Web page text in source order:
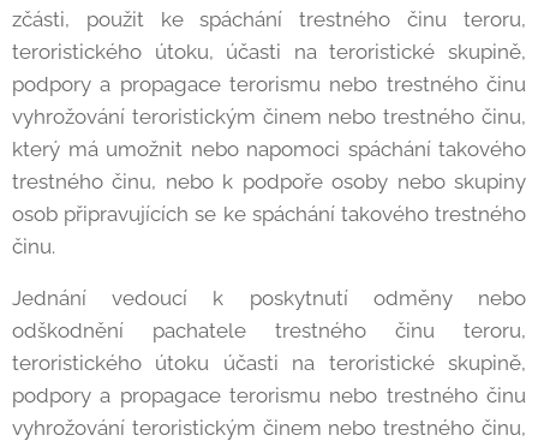
zčásti, použit ke spáchání trestného činu teroru,
teroristického útoku, účasti na teroristické skupině,
podpory a propagace terorismu nebo trestného činu
vyhrožování teroristickým činem nebo trestného činu,
který má umožnit nebo napomoci spáchání takového
trestného činu, nebo k podpoře osoby nebo skupiny
osob připravujících se ke spáchání takového trestného
činu.
Jednání vedoucí k poskytnutí odměny nebo
odškodnění pachatele trestného činu teroru,
teroristického útoku účasti na teroristické skupině,
podpory a propagace terorismu nebo trestného činu
vyhrožování teroristickým činem nebo trestného činu,